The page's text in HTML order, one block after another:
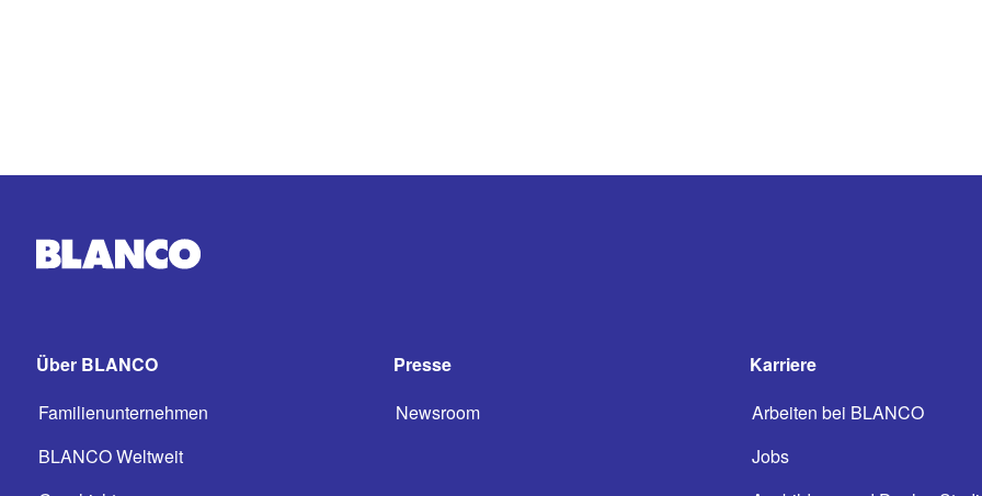
Über BLANCO
Familienunternehmen
BLANCO Weltweit
Presse
Newsroom
Karriere
Arbeiten bei BLANCO
Jobs